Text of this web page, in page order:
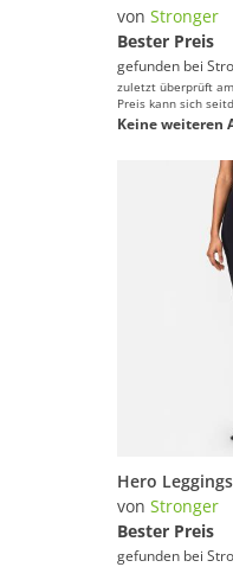
von Stronger
Bester Preis
gefunden bei
zuletzt überprüft
Preis kann sich
Keine weiteren
Hero Leggings
von Stronger
Bester Preis
gefunden bei